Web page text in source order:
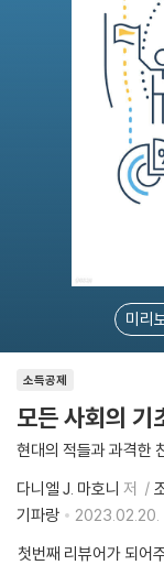
미리
소득공제
모든 사회의 기
현대의 적들과 과격한
다니엘 J. 마호니 저
기파랑
2023.02.20.
첫번째 리뷰어가 되어